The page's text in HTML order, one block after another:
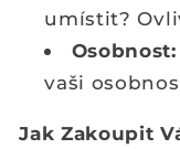
umístit?
Osobnost:
vaši
Jak Zakoupit